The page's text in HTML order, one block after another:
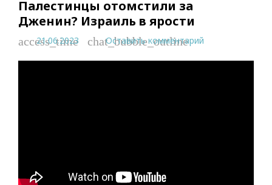
Палестинцы отомстили за
Дженин? Израиль в ярости
access_time
21.06.2023 chat_bubble_outline
Оставить комментарий